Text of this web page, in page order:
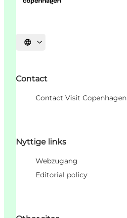
Sprache auswählen
Contact
Contact Visit Copenhagen
Nyttige links
Webzugang
Editorial policy